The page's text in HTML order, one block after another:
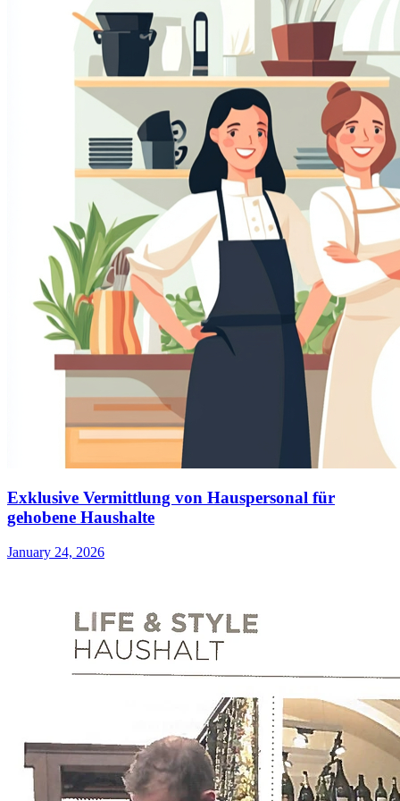
Exklusive Vermittlung von Hauspersonal für
gehobene Haushalte
January 24, 2026